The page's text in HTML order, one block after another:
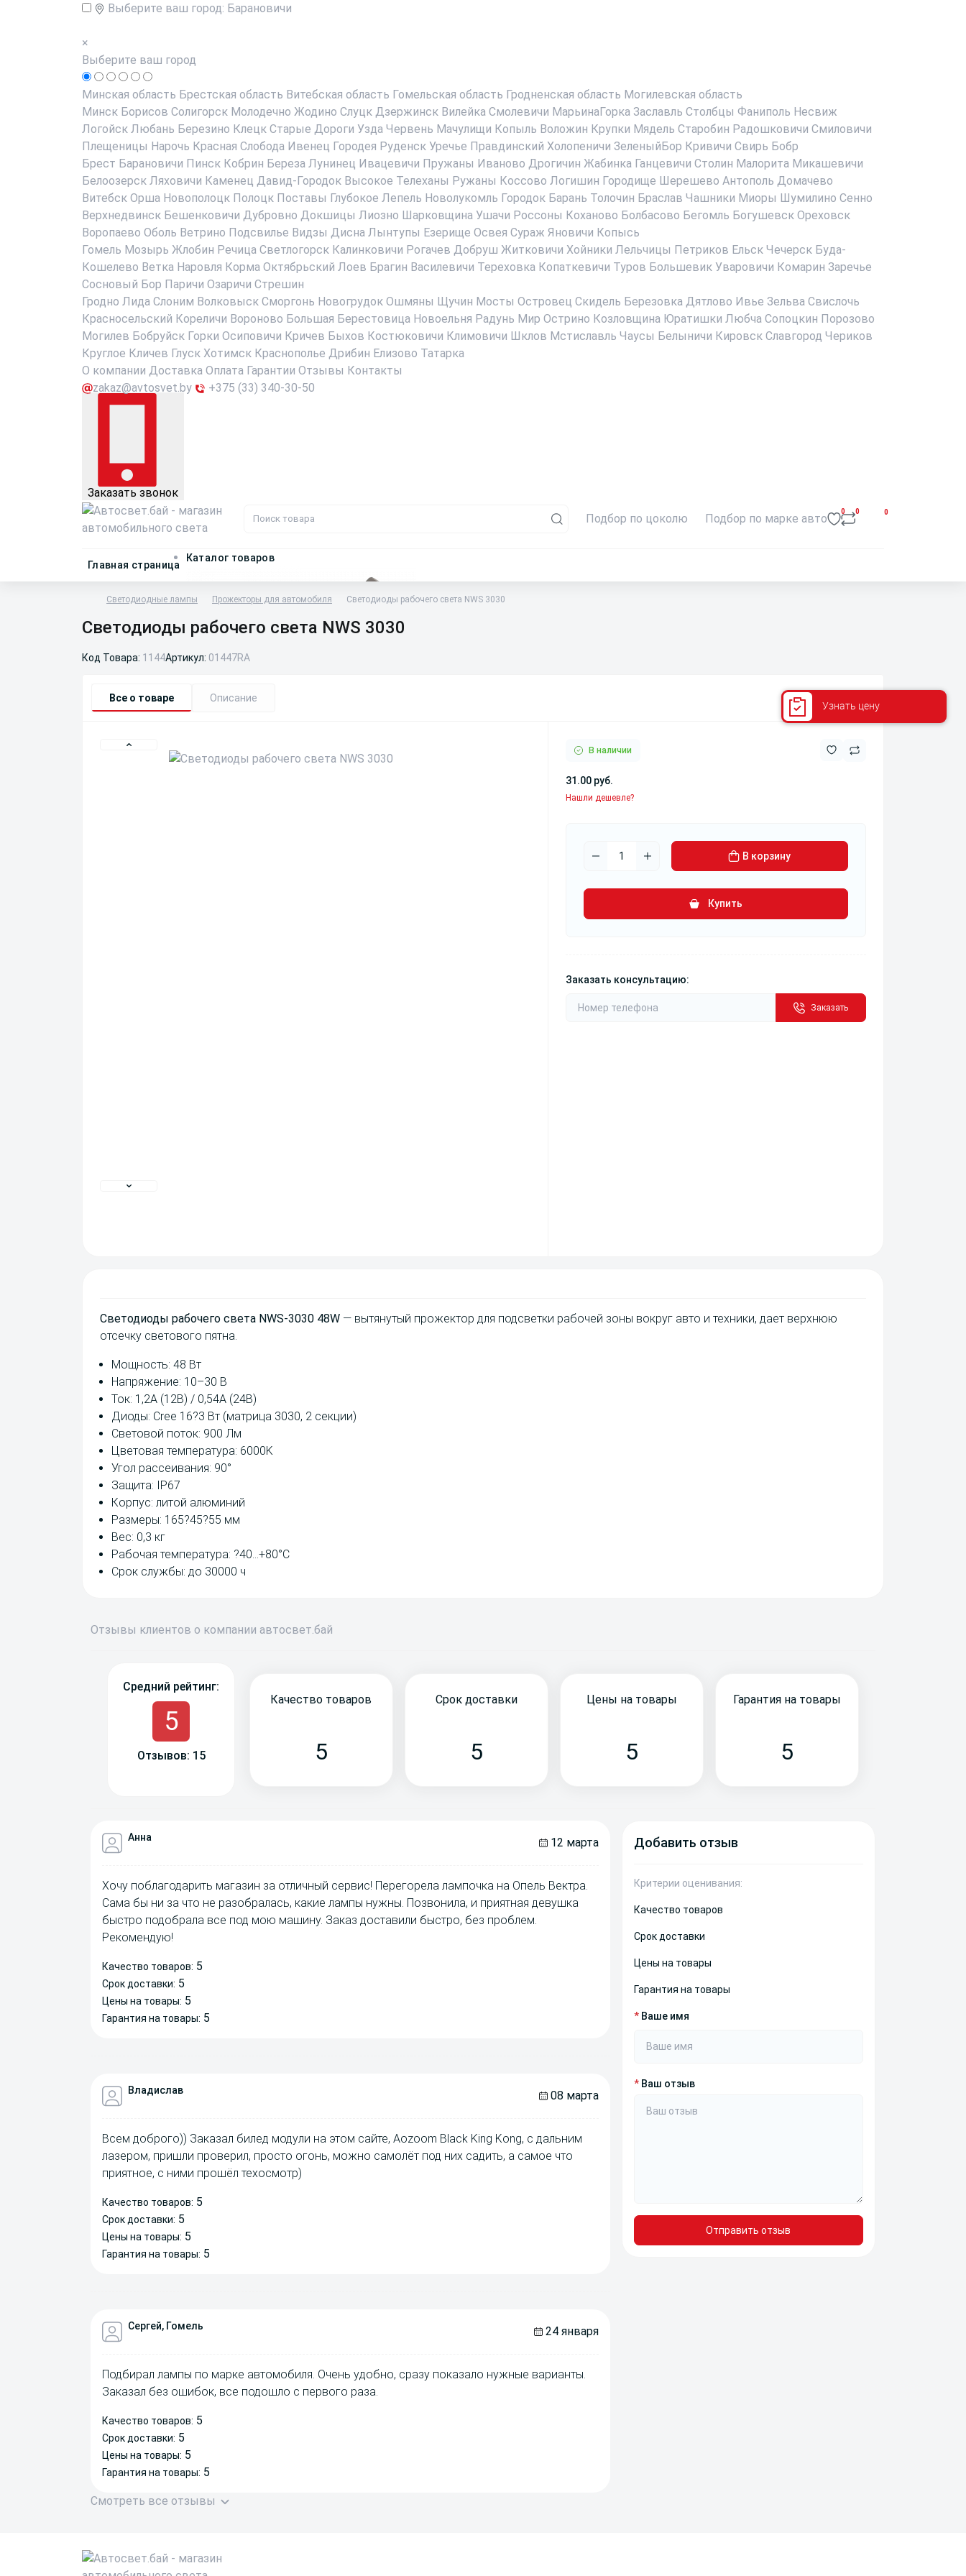
Выберите ваш город: Барановичи
×
Выберите ваш город
Минская область Брестская область Витебская область Гомельская область Гродненская область Могилевская область
Минск Борисов Солигорск Молодечно Жодино Слуцк Дзержинск Вилейка Смолевичи МарьинаГорка Заславль Столбцы Фаниполь Несвиж
Логойск Любань Березино Клецк Старые Дороги Узда Червень Мачулищи Копыль Воложин Крупки Мядель Старобин Радошковичи Смиловичи
Плещеницы Нарочь Красная Слобода Ивенец Городея Руденск Уречье Правдинский Холопеничи ЗеленыйБор Кривичи Свирь Бобр
Брест Барановичи Пинск Кобрин Береза Лунинец Ивацевичи Пружаны Иваново Дрогичин Жабинка Ганцевичи Столин Малорита Микашевичи
Белоозерск Ляховичи Каменец Давид-Городок Высокое Телеханы Ружаны Коссово Логишин Городище Шерешево Антополь Домачево
Витебск Орша Новополоцк Полоцк Поставы Глубокое Лепель Новолукомль Городок Барань Толочин Браслав Чашники Миоры Шумилино Сенно
Верхнедвинск Бешенковичи Дубровно Докшицы Лиозно Шарковщина Ушачи Россоны Коханово Болбасово Бегомль Богушевск Ореховск
Воропаево Оболь Ветрино Подсвилье Видзы Дисна Лынтупы Езерище Освея Сураж Яновичи Копысь
Гомель Мозырь Жлобин Речица Светлогорск Калинковичи Рогачев Добруш Житковичи Хойники Лельчицы Петриков Ельск Чечерск Буда-
Кошелево Ветка Наровля Корма Октябрьский Лоев Брагин Василевичи Тереховка Копаткевичи Туров Большевик Уваровичи Комарин Заречье
Сосновый Бор Паричи Озаричи Стрешин
Гродно Лида Слоним Волковыск Сморгонь Новогрудок Ошмяны Щучин Мосты Островец Скидель Березовка Дятлово Ивье Зельва Свислочь
Красносельский Кореличи Вороново Большая Берестовица Новоельня Радунь Мир Острино Козловщина Юратишки Любча Сопоцкин Порозово
Могилев Бобруйск Горки Осиповичи Кричев Быхов Костюковичи Климовичи Шклов Мстиславль Чаусы Белыничи Кировск Славгород Чериков
Круглое Кличев Глуск Хотимск Краснополье Дрибин Елизово Татарка
О компании Доставка Оплата Гарантии Отзывы Контакты
zakaz@avtosvet.by
+375 (33) 340-30-50
Заказать звонок
Подбор по цоколю
Подбор по марке авто 0 0 0
Главная страница
Каталог товаров
Светодиодные лампы Прожекторы для автомобиля Светодиоды рабочего света NWS 3030
Светодиоды рабочего света NWS 3030
Код Товара: 1144Артикул: 01447RA
Все о товаре Описание
В наличии
31.00 руб.
Нашли дешевле?
В корзину
Купить
Заказать консультацию:
Заказать
Светодиоды рабочего света NWS-3030 48W — вытянутый прожектор для подсветки рабочей зоны вокруг авто и техники, дает верхнюю
отсечку светового пятна.
Мощность: 48 Вт
Напряжение: 10–30 В
Ток: 1,2А (12В) / 0,54А (24В)
Диоды: Cree 16?3 Вт (матрица 3030, 2 секции)
Световой поток: 900 Лм
Цветовая температура: 6000K
Угол рассеивания: 90°
Защита: IP67
Корпус: литой алюминий
Размеры: 165?45?55 мм
Вес: 0,3 кг
Рабочая температура: ?40…+80°C
Срок службы: до 30000 ч
Отзывы клиентов о компании автосвет .бай
Средний рейтинг:
5
Отзывов: 15
Качество товаров
5
Срок доставки
5
Цены на товары
5
Гарантия на товары
5
Анна 12 марта
Хочу поблагодарить магазин за отличный сервис! Перегорела лампочка на Опель Вектра.
Сама бы ни за что не разобралась, какие лампы нужны. Позвонила, и приятная девушка
быстро подобрала все под мою машину. Заказ доставили быстро, без проблем.
Рекомендую!
Качество товаров: 5
Срок доставки: 5
Цены на товары: 5
Гарантия на товары: 5
Владислав 08 марта
Всем доброго)) Заказал билед модули на этом сайте, Aozoom Black King Kong, с дальним
лазером, пришли проверил, просто огонь, можно самолёт под них садить, а самое что
приятное, с ними прошёл техосмотр)
Качество товаров: 5
Срок доставки: 5
Цены на товары: 5
Гарантия на товары: 5
Сергей, Гомель 24 января
Подбирал лампы по марке автомобиля. Очень удобно, сразу показало нужные варианты.
Заказал без ошибок, все подошло с первого раза.
Качество товаров: 5
Срок доставки: 5
Цены на товары: 5
Гарантия на товары: 5
Добавить отзыв
Критерии оценивания:
Качество товаров
Срок доставки
Цены на товары
Гарантия на товары
* Ваше имя
* Ваш отзыв
Отправить отзыв
Смотреть все отзывы
Узнать цену